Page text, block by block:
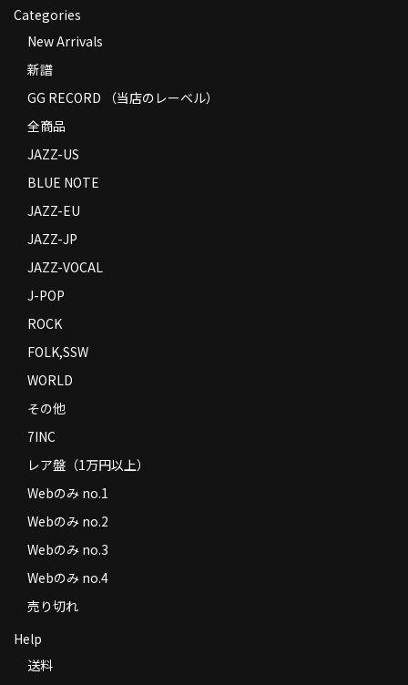
Privacy Policy
特定商取引法に基づく表示
Categories
New Arrivals
新譜
GG RECORD （当店のレーベル）
全商品
JAZZ-US
BLUE NOTE
JAZZ-EU
JAZZ-JP
JAZZ-VOCAL
J-POP
ROCK
FOLK,SSW
WORLD
その他
7INC
レア盤（1万円以上）
Webのみ no.1
Webのみ no.2
Webのみ no.3
Webのみ no.4
売り切れ
Help
送料